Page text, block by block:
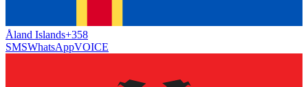
Åland Islands+358
SMSWhatsAppVOICE